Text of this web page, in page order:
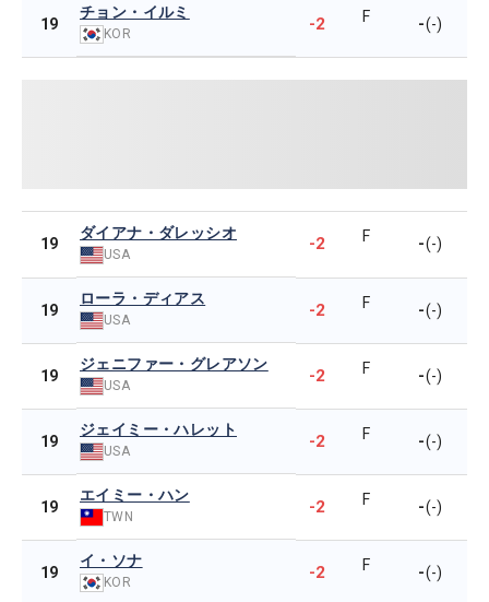
19
チョン・イルミ
KOR -2 F -(-)
19
ダイアナ・ダレッシオ
USA
-2 F -(-)
19
ローラ・ディアス
USA -2 F -(-)
19
ジェニファー・グレアソン
USA -2 F -(-)
19
ジェイミー・ハレット
USA -2 F -(-)
19
エイミー・ハン
TWN -2 F -(-)
19
イ・ソナ
KOR -2 F -(-)